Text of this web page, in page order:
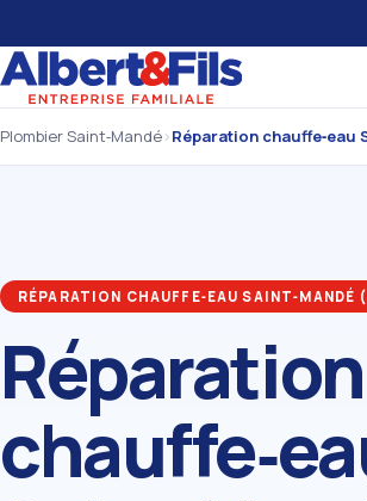
Plombier Saint‑Mandé›Réparation chauffe‑eau
RÉPARATION CHAUFFE‑EAU SAINT‑MANDÉ
Réparation